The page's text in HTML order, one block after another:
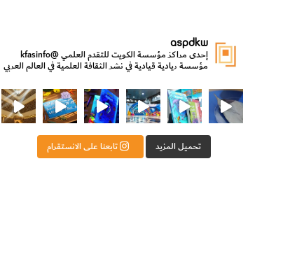
aspdkw
إحدى مراكز مؤسسة الكويت للتقدم العلمي@kfasinfo
مؤسسة ريادية قيادية في نشر الثقافة العلمية في العالم العربي
ووزير الدولة لشؤون الش
من الأعماق نكتشف ومن الكتب نتعلّم⁨ رجعنا! ما كنّا بعيد! مجهزين لكم كل جديد!⁩
تحميل المزيد تابعنا على الانستقرام